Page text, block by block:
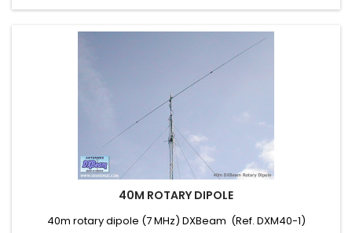
40M ROTARY DIPOLE
40m rotary dipole (7 MHz) DXBeam (Ref. DXM40-1)